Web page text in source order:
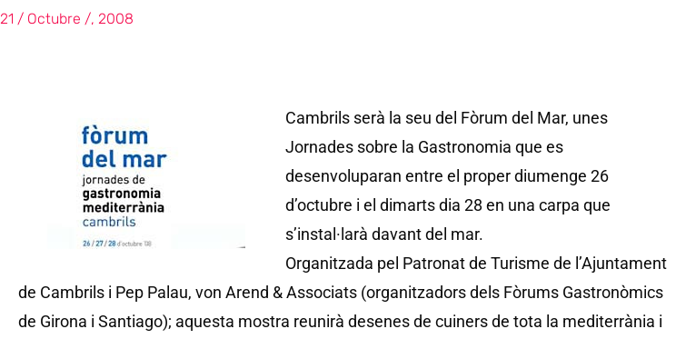
21 / Octubre /, 2008
Cambrils serà la seu del Fòrum del Mar, unes
Jornades sobre la Gastronomia que es
desenvoluparan entre el proper diumenge 26
d’octubre i el dimarts dia 28 en una carpa que
s’instal·larà davant del mar.
Organitzada pel Patronat de Turisme de l’Ajuntament
de Cambrils i Pep Palau, von Arend & Associats (organitzadors dels Fòrums Gastronòmics
de Girona i Santiago); aquesta mostra reunirà desenes de cuiners de tota la mediterrània i